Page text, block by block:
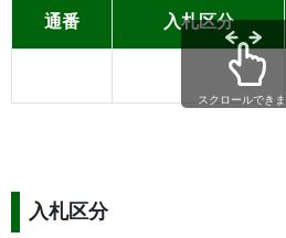
通番 入札区分
スクロールでき
入札区分